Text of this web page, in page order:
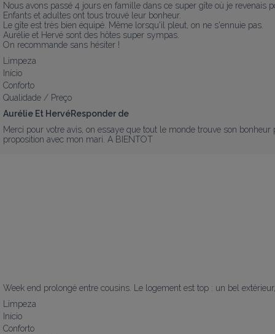
Nous avons passé 4 jours en famille dans ce super gîte où je revenais
Enfants et adultes ont tous trouvé leur bonheur.
Le gîte est très bien équipé. Même lorsqu'il pleut, on ne s'ennuie pas.
Aurélie et Hervé sont des hôtes super sympas.
On recommande sans hésiter !
Limpeza
Início
Conforto
Qualidade / Preço
Aurélie Et HervéResponder de
Merci pour votre avis, on essaye que tout le monde trouve son
proposition avec mon mari. A BIENTOT
Week end prolongé entre cousins. Le logement est top : un bel
Limpeza
Início
Conforto